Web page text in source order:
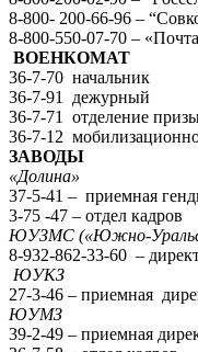
8-800- 200-66-96 –
8-800-550-07-70 –
ВОЕНКОМАТ
36-7-70 начальник
36-7-91 дежурный
36-7-71 отделение
36-7-12
ЗАВОДЫ
«Долина»
37-5-41 – приемная
3-75 -47 – отдел кадров
ЮУЗМС («Южно-
8-932-862-33-60 –
ЮУКЗ
27-3-46 – приемная
ЮУМЗ
39-2-49 – приемная